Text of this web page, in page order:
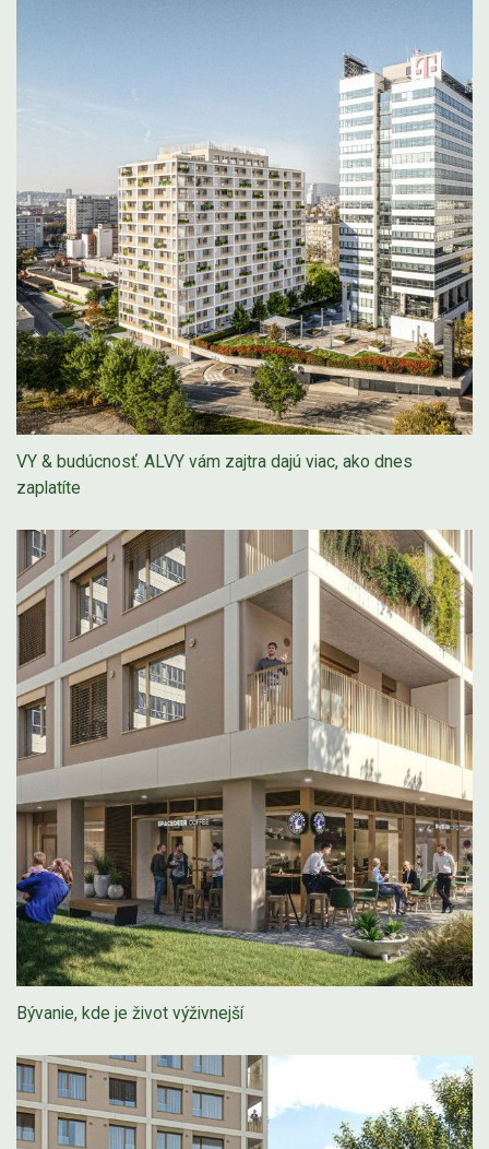
VY & budúcnosť. ALVY vám zajtra dajú viac, ako dnes
zaplatíte
Bývanie, kde je život výživnejší